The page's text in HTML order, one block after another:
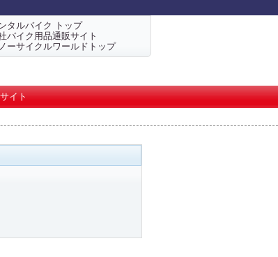
タルバイク トップ
バイク用品通販サイト
ーサイクルワールドトップ
イト